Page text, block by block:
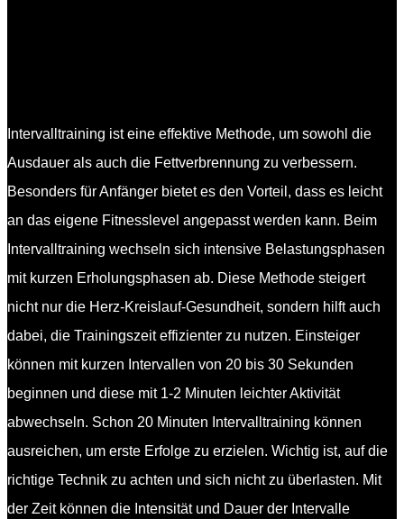
Intervalltraining ist eine effektive Methode, um sowohl die
Ausdauer als auch die Fettverbrennung zu verbessern.
Besonders für Anfänger bietet es den Vorteil, dass es leicht
an das eigene Fitnesslevel angepasst werden kann. Beim
Intervalltraining wechseln sich intensive Belastungsphasen
mit kurzen Erholungsphasen ab. Diese Methode steigert
nicht nur die Herz-Kreislauf-Gesundheit, sondern hilft auch
dabei, die Trainingszeit effizienter zu nutzen. Einsteiger
können mit kurzen Intervallen von 20 bis 30 Sekunden
beginnen und diese mit 1-2 Minuten leichter Aktivität
abwechseln. Schon 20 Minuten Intervalltraining können
ausreichen, um erste Erfolge zu erzielen. Wichtig ist, auf die
richtige Technik zu achten und sich nicht zu überlasten. Mit
der Zeit können die Intensität und Dauer der Intervalle